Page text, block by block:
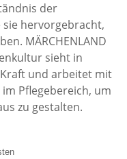
der
hervorgebracht,
MÄRCHENLAND
sieht in
und arbeitet mit
Pflegebereich, um
zu gestalten.